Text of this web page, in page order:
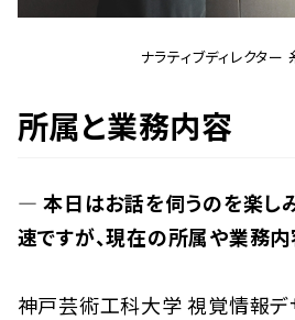
ナラティブディレクタ
所属と業務内容
— 本日はお話を伺うのを楽し
速ですが、現在の所属や業務内
神戸芸術工科大学 視覚情報デ